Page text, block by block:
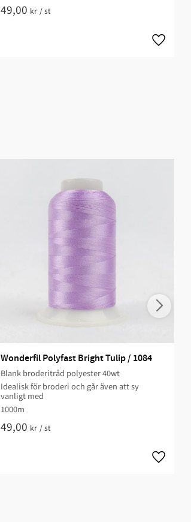
49,00 kr /st
Wonderfil Polyfast Bright Tulip / 1084
Blank broderitråd polyester 40wt
Idealisk för broderi och går även att sy
vanligt med
1000m
49,00 kr /st